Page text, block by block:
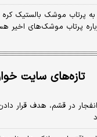
پرتاب موشک بالستیک کره
پرتاب موشک‌های اخیر
تازه‌های سایت
در قشم، هدف قرار